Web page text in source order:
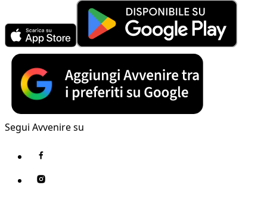
Segui Avvenire su